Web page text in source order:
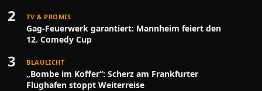
2 TV & PROMIS
Gag-Feuerwerk garantiert: Mannheim feiert den
12. Comedy Cup
3 BLAULICHT
„Bombe im Koffer“: Scherz am Frankfurter
Flughafen stoppt Weiterreise